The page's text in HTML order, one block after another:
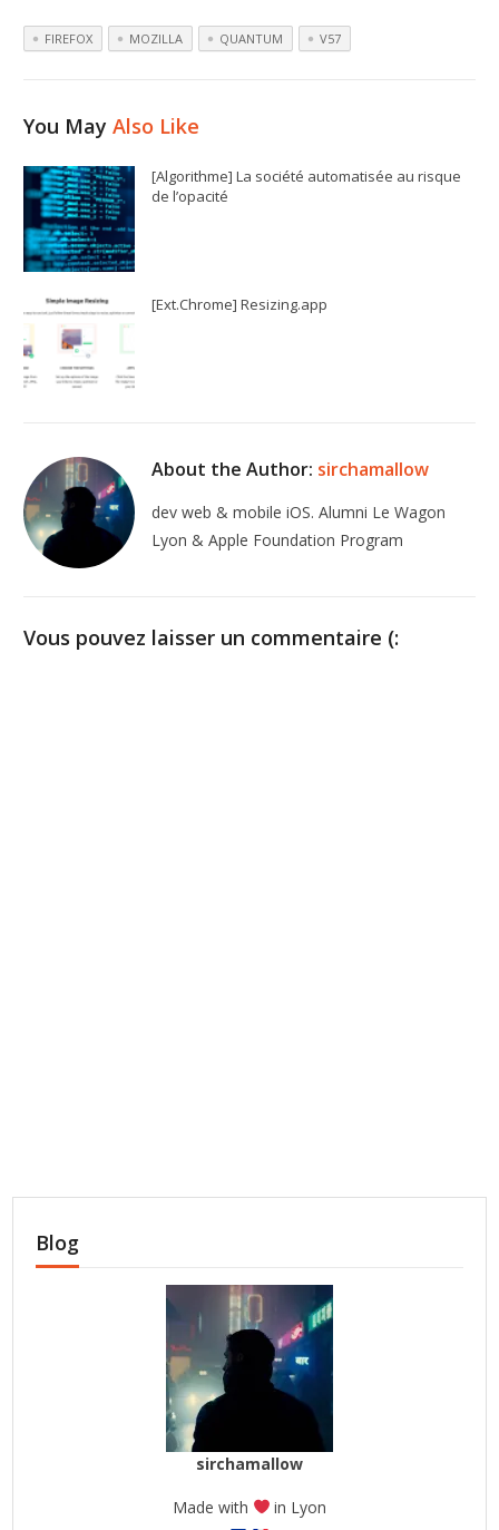
FIREFOX MOZILLA QUANTUM V57
You MayAlso Like
[Algorithme] La société automatisée au risque
de l’opacité
[Ext.Chrome] Resizing.app
About the Author: sirchamallow
dev web & mobile iOS. Alumni Le Wagon
Lyon & Apple Foundation Program
Vous pouvez laisser un commentaire (:
Blog
sirchamallow
Made with in Lyon